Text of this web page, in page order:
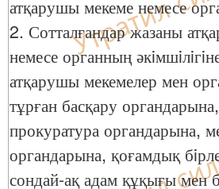
атқарушы мекеме немесе
2. Сотталғандар жазаны
немесе органның
атқарушы мекемелер мен
тұрған басқару
прокуратура органдарына,
органдарына, қоғамдық
сондай-ақ адам құқығы мен